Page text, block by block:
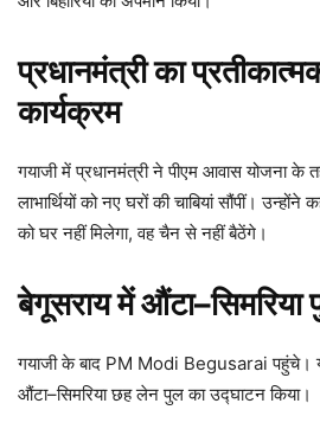
प्रधानमंत्री का
कार्यक्रम
गयाजी में प्रधानमंत्री ने पीएम आवास योजना
लाभार्थियों को नए घरों की चाबियां सौंपीं।
को घर नहीं मिलेगा, वह चैन से नहीं बैठेंगे।
बेगूसराय में
गयाजी के बाद PM Modi Begusarai पहुंचे।
औंटा–सिमरिया छह लेन पुल का उद्घाटन किया।